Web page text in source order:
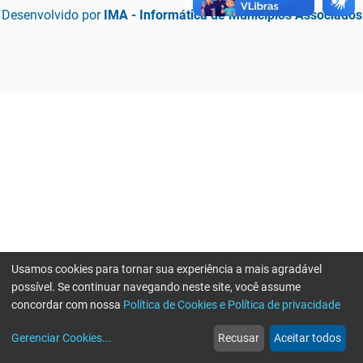
Desenvolvido por IMA - Informática de Municípios Associados
web
Notícias
more_horiz
Mais
Usamos cookies para tornar sua experiência a mais agradável
possível. Se continuar navegando neste site, você assume
concordar com nossa Política de Cookies e Política de privacidade
Gerenciar Cookies... Recusar Aceitar todos
Erro ao enviar informações, por favor tente novamente